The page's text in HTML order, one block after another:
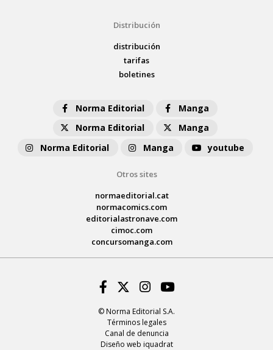
Distribución
distribución
tarifas
boletines
Norma Editorial
Manga
Norma Editorial
Manga
Norma Editorial
Manga youtube
Otros sites
normaeditorial.cat
normacomics.com
editorialastronave.com
cimoc.com
concursomanga.com
© Norma Editorial S.A.
Términos legales
Canal de denuncia
Diseño web iquadrat
Facebook
Twitter
Instagram
Youtube